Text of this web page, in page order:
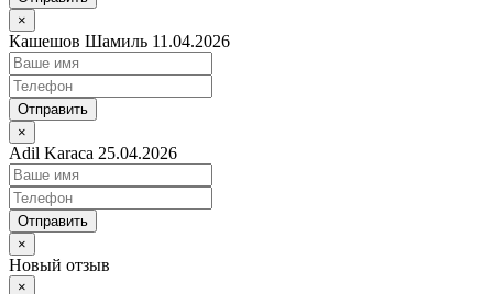
×
Кашешов Шамиль 11.04.2026
Отправить
×
Adil Karaca 25.04.2026
Отправить
×
Новый отзыв
×